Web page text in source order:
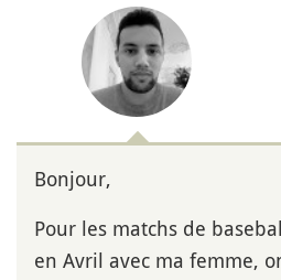
Bonjour,
Pour les matchs de
en Avril avec ma femme,